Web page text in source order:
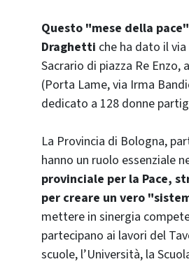
Questo "mese della
Draghetti che ha dato il
Sacrario di piazza Re
(Porta Lame, via Irma
dedicato a 128 donne
La Provincia di Bologna,
hanno un ruolo essenziale
provinciale per la Pace,
per creare un vero
mettere in sinergia
partecipano ai lavori del
scuole, l’Università, la